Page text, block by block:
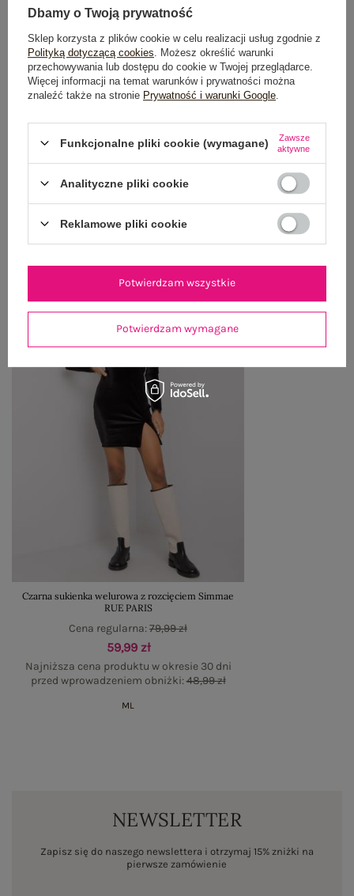
GŁÓWNE PARAMETRY
OPINIE O PRODUKCIE
ZWROTY I REKLAMACJE
OSTATNIO OGLĄDANE
Zobacz wszystko
Czarna sukienka welurowa z rozcięciem Simmae
RUE PARIS
59,99 zł
Najniższa cena produktu w okresie 30 dni
przed wprowadzeniem obniżki:48,99 zł
Cena regularna:79,99 zł
ML
NEWSLETTER
Zapisz się do naszego newslettera i otrzymaj 15% zniżki na
pierwsze zamówienie
Dbamy o Twoją prywatność
Sklep korzysta z plików cookie w celu realizacji usług zgodnie z
Polityką dotyczącą cookies . Możesz określić warunki
przechowywania lub dostępu do cookie w Twojej przeglądarce.
Więcej informacji na temat warunków i prywatności można
znaleźć także na stronie Prywatność i warunki Google
Funkcjonalne pliki cookie (wymagane)
Zawsze
aktywne
Analityczne pliki cookie
Reklamowe pliki cookie
Potwierdzam wymagane
Potwierdzam wszystkie